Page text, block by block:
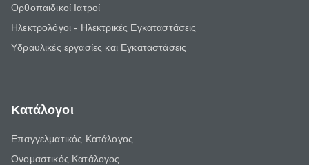
Ορθοπαιδικοί Ιατροί
Ηλεκτρολόγοι - Ηλεκτρικές Εγκαταστάσεις
Υδραυλικές εργασίες και Εγκαταστάσεις
Κατάλογοι
Επαγγελματικός Κατάλογος
Ονομαστικός Κατάλογος